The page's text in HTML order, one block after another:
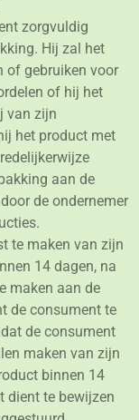
zorgvuldig
Hij zal het
of gebruiken voor
of hij het
van zijn
het product met
aan de
de ondernemer
te maken van zijn
14 dagen, na
maken aan de
de consument te
de consument
maken van zijn
binnen 14
dient te bewijzen